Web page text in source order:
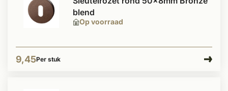
Op voorraad
blend
9,45Per stuk